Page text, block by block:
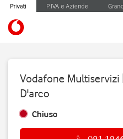
Privati P.IVA e Aziende
Vodafone
D'arco
Chiuso